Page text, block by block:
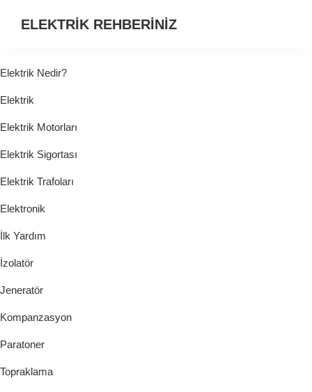
ELEKTRİK REHBERİNİZ
HER
ŞEY...
Elektrik Nedir?
Elektrik
Elektrik Motorları
Elektrik Sigortası
Elektrik Trafoları
Elektronik
İlk Yardım
İzolatör
Jeneratör
Kompanzasyon
Paratoner
Topraklama